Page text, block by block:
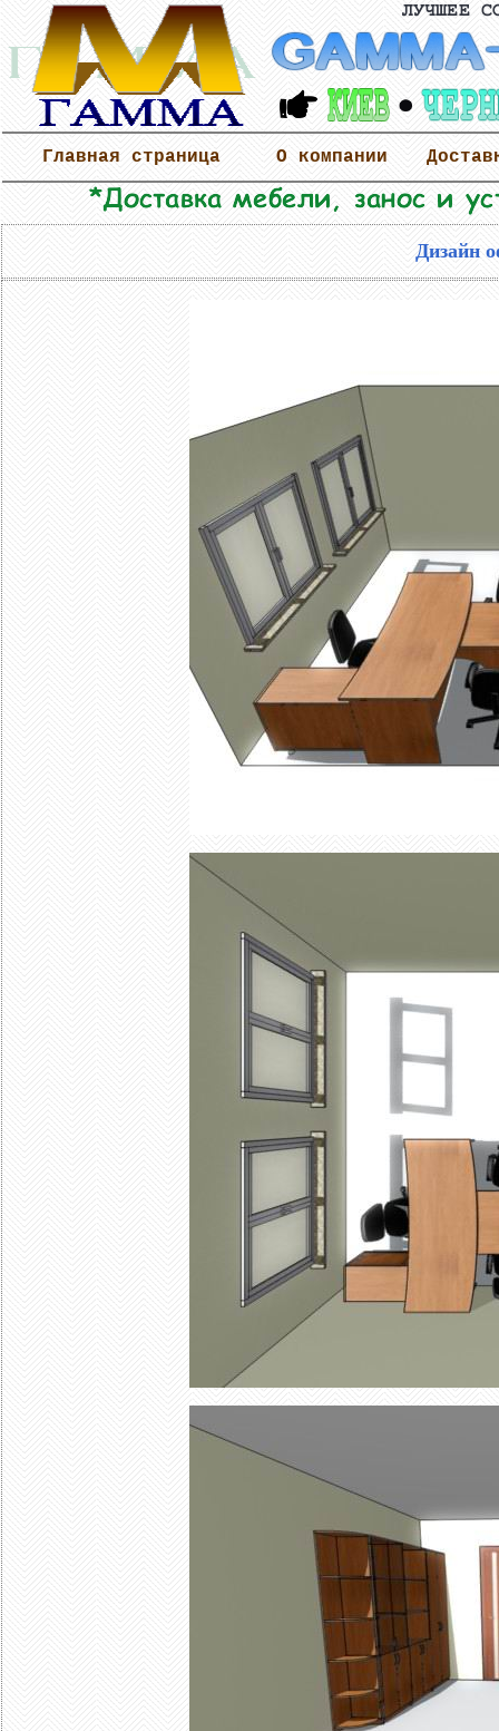
Главная страница О компании
Дизайн